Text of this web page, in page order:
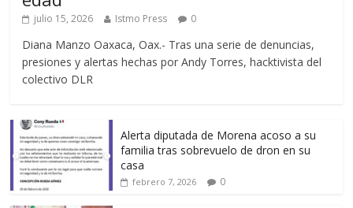
julio 15, 2026 Istmo Press 0
Diana Manzo Oaxaca, Oax.- Tras una serie de denuncias,
presiones y alertas hechas por Andy Torres, hacktivista del
colectivo DLR
Alerta diputada de Morena acoso a su
familia tras sobrevuelo de dron en su
casa
febrero 7, 2026 0